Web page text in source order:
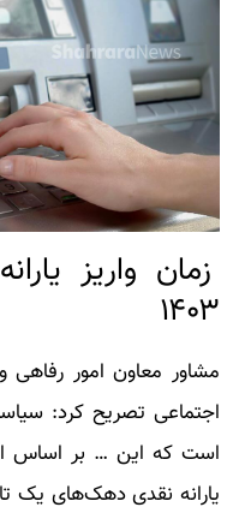
زمان واریز
۱۴۰۳
مشاور معاون امور رفاهی
اجتماعی تصریح کرد:
است که این … بر اساس